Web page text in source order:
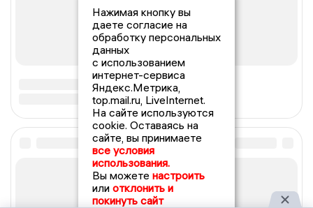
Нажимая кнопку вы
даете согласие на
обработку персональных
данных
с использованием
интернет-сервиса
Яндекс.Метрика,
top.mail.ru, LiveInternet.
На сайте используются
cookie. Оставаясь на
сайте, вы принимаете
все условия
использования.
Вы можете настроить
или отклонить и
покинуть сайт